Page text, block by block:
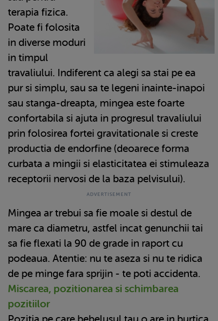
terapia fizica.
Poate fi folosita
in diverse moduri
in timpul
travaliului. Indiferent ca alegi sa stai pe ea
pur si simplu, sau sa te legeni inainte-inapoi
sau stanga-dreapta, mingea este foarte
confortabila si ajuta in progresul travaliului
prin folosirea fortei gravitationale si creste
productia de endorfine (deoarece forma
curbata a mingii si elasticitatea ei stimuleaza
receptorii nervosi de la baza pelvisului).
Mingea ar trebui sa fie moale si destul de
mare ca diametru, astfel incat genunchii tai
sa fie flexati la 90 de grade in raport cu
podeaua. Atentie: nu te aseza si nu te ridica
de pe minge fara sprijin - te poti accidenta.
Miscarea, pozitionarea si schimbarea
pozitiilor